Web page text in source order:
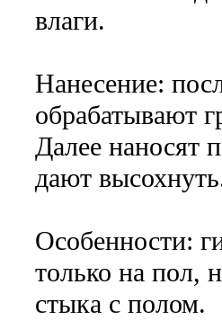
влаги.
Нанесение:
обрабатывают
Далее наносят
дают
Особенности:
только на пол,
стыка с полом.